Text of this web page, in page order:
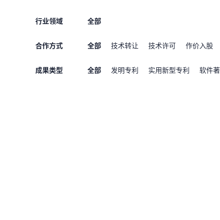
行业领域 全部
合作方式 全部 技术转让 技术许可 作价入股
成果类型 全部 发明专利 实用新型专利 软件